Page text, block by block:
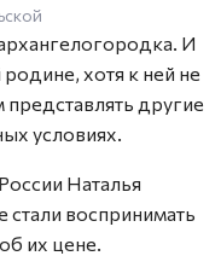
И
хотя к ней не
другие
условиях.
Наталья
воспринимать
их цене.